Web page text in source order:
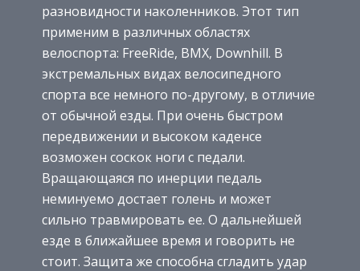
разновидности наколенников. Этот тип
применим в различных областях
велоспорта: FreeRide, BMX, Downhill. В
экстремальных видах велосипедного
спорта все немного по-другому, в отличие
от обычной езды. При очень быстром
передвижении и высоком каденсе
возможен соскок ноги с педали.
Вращающаяся по инерции педаль
неминуемо достает голень и может
сильно травмировать ее. О дальнейшей
езде в ближайшее время и говорить не
стоит. Защита же способна сгладить удар